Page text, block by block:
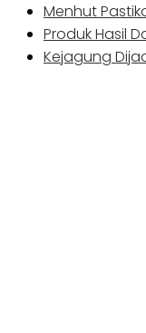
Menhut
Produk Hasil
Kejagung